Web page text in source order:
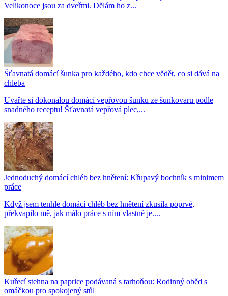
Velikonoce jsou za dveřmi. Dělám ho z...
Šťavnatá domácí šunka pro každého, kdo chce vědět, co si dává na
chleba
Uvařte si dokonalou domácí vepřovou šunku ze šunkovaru podle
snadného receptu! Šťavnatá vepřová plec,...
Jednoduchý domácí chléb bez hnětení: Křupavý bochník s minimem
práce
Když jsem tenhle domácí chléb bez hnětení zkusila poprvé,
překvapilo mě, jak málo práce s ním vlastně je....
Kuřecí stehna na paprice podávaná s tarhoňou: Rodinný oběd s
omáčkou pro spokojený stůl